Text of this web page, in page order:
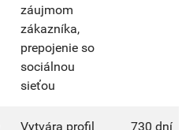
záujmom
zákazníka,
prepojenie so
sociálnou
sieťou
Vytvára profil
730 dní